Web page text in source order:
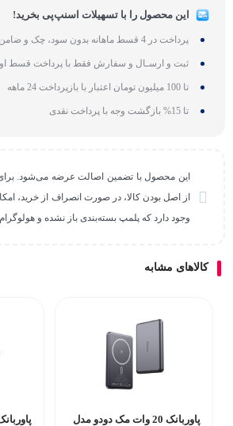
این محصول را با تسهیلات اسنپ‌پی بخرید!
پرداخت در 4 قسط ماهانه بدون سود، چک و ضامن
ثبت و ارسـال و سفارش فقط با پرداخت قسط
تا 100 میلیون تومان اعتبار با بازپرداخت 24 ماهه
تا 15% بازگشت وجه با پرداخت نقدی
این محصول با تضمین اصالت عرضه می‌شود.
از اصل بودن کالا، در صورت انصراف از خرید،
وجود دارد که پلمپ بسته‌بندی باز نشده و
کالاهای مشابه
پاوربانک 20 وات مک دودو مدل